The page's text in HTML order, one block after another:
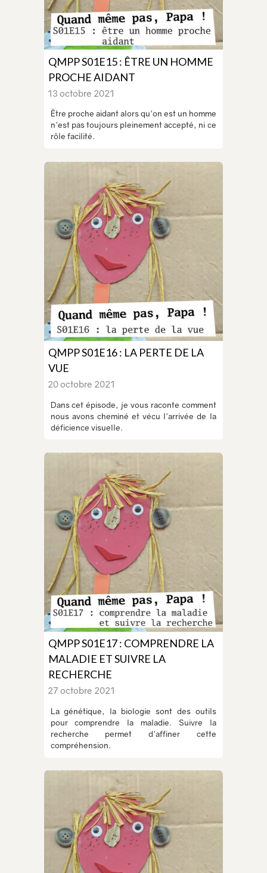
QMPP S01E15 : ÊTRE UN HOMME
PROCHE AIDANT
13 octobre 2021
Être proche aidant alors qu'on est un homme
n'est pas toujours pleinement accepté, ni ce
rôle facilité.
QMPP S01E16 : LA PERTE DE LA
VUE
20 octobre 2021
Dans cet épisode, je vous raconte comment
nous avons cheminé et vécu l'arrivée de la
déficience visuelle.
QMPP S01E17 : COMPRENDRE LA
MALADIE ET SUIVRE LA
RECHERCHE
27 octobre 2021
La génétique, la biologie sont des outils
pour comprendre la maladie. Suivre la
recherche permet d'affiner cette
compréhension.